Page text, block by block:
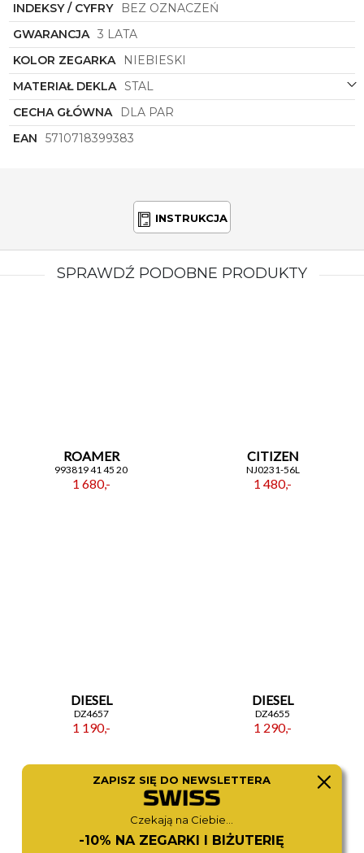
INDEKSY / CYFRY
BEZ OZNACZEŃ
GWARANCJA 3 LATA
KOLOR ZEGARKA
NIEBIESKI
MATERIAŁ DEKLA STAL
CECHA GŁÓWNA
DLA PAR
EAN
5710718399383
INSTRUKCJA
SPRAWDŹ PODOBNE PRODUKTY
ROAMER
993819 41 45 20
1 680,-
CITIZEN
NJ0231-56L
1 480,-
DIESEL
DZ4657
1 190,-
DIESEL
DZ4655
1 290,-
ZAPISZ SIĘ DO NEWSLETTERA
Czekają na Ciebie...
-10% NA ZEGARKI I BIŻUTERIĘ